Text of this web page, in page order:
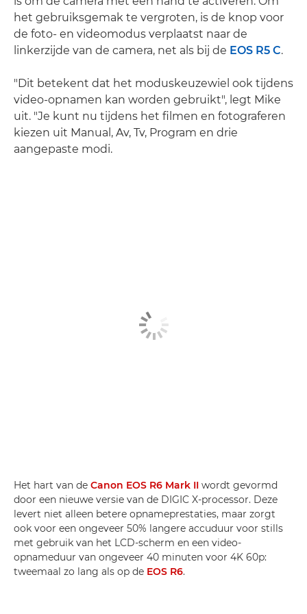
het gebruiksgemak te vergroten, is de knop voor
de foto- en videomodus verplaatst naar de
linkerzijde van de camera, net als bij de EOS R5 C.
"Dit betekent dat het moduskeuzewiel ook tijdens
video-opnamen kan worden gebruikt", legt Mike
uit. "Je kunt nu tijdens het filmen en fotograferen
kiezen uit Manual, Av, Tv, Program en drie
aangepaste modi.
Het hart van de Canon EOS R6 Mark II wordt gevormd
door een nieuwe versie van de DIGIC X-processor. Deze
levert niet alleen betere opnameprestaties, maar zorgt
ook voor een ongeveer 50% langere accuduur voor stills
met gebruik van het LCD-scherm en een video-
opnameduur van ongeveer 40 minuten voor 4K 60p:
tweemaal zo lang als op de EOS R6.